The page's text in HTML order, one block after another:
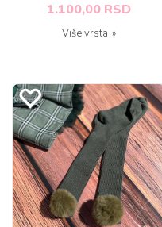
1.100,00 RSD
Više vrsta